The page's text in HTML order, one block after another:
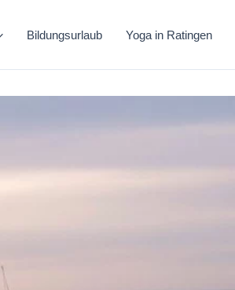
Bildungsurlaub Yoga in Ratingen